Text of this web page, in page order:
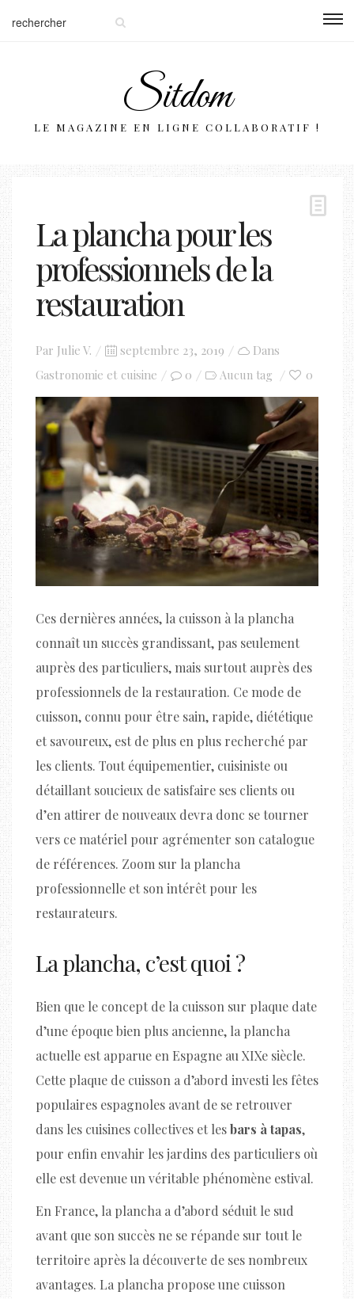
Sitdom
LE MAGAZINE EN LIGNE COLLABORATIF !
La plancha pour les
professionnels de la
restauration
Par Julie V.
Posted
on
septembre 23, 2019
Dans
Gastronomie et cuisine
0 Aucun tag 0
Ces dernières années, la cuisson à la plancha
connaît un succès grandissant, pas seulement
auprès des particuliers, mais surtout auprès des
professionnels de la restauration. Ce mode de
cuisson, connu pour être sain, rapide, diététique
et savoureux, est de plus en plus recherché par
les clients. Tout équipementier, cuisiniste ou
détaillant soucieux de satisfaire ses clients ou
d’en attirer de nouveaux devra donc se tourner
vers ce matériel pour agrémenter son catalogue
de références. Zoom sur la plancha
professionnelle et son intérêt pour les
restaurateurs.
La plancha, c’est quoi ?
Bien que le concept de la cuisson sur plaque date
d’une époque bien plus ancienne, la plancha
actuelle est apparue en Espagne au XIXe siècle.
Cette plaque de cuisson a d’abord investi les fêtes
populaires espagnoles avant de se retrouver
dans les cuisines collectives et lesbars à tapas,
pour enfin envahir les jardins des particuliers où
elle est devenue un véritable phénomène estival.
En France, la plancha a d’abord séduit le sud
avant que son succès ne se répande sur tout le
territoire après la découverte de ses nombreux
avantages. La plancha propose une cuisson